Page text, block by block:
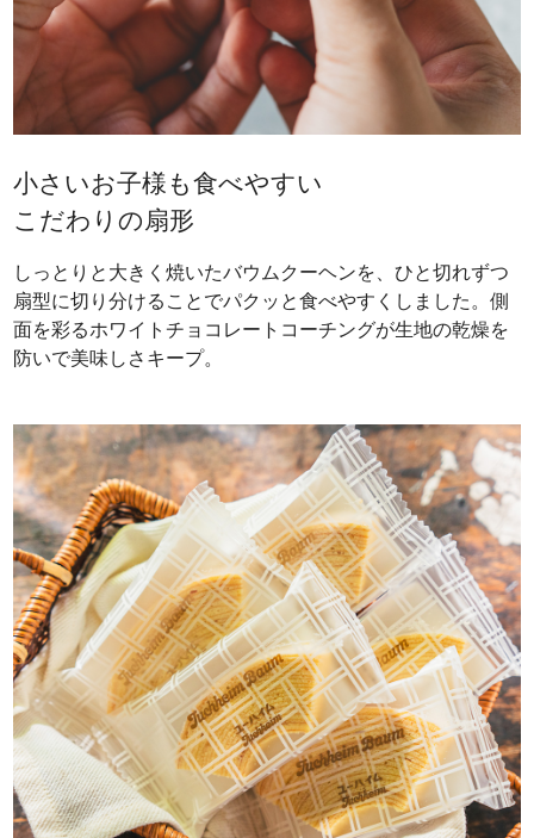
小さいお子様も食べやすい
こだわりの扇形
しっとりと大きく焼いたバウムクーヘンを、ひと切れずつ
扇型に切り分けることでパクッと食べやすくしました。側
面を彩るホワイトチョコレートコーチングが生地の乾燥を
防いで美味しさキープ。